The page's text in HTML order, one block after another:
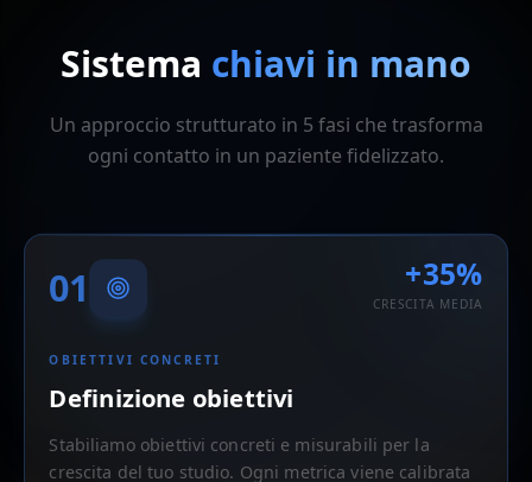
Sistema chiavi in mano
Un approccio strutturato in 5 fasi che trasforma
ogni contatto in un paziente fidelizzato.
01 +35%
CRESCITA MEDIA
OBIETTIVI CONCRETI
Definizione obiettivi
Stabiliamo obiettivi concreti e misurabili per la
crescita del tuo studio. Ogni metrica viene calibrata